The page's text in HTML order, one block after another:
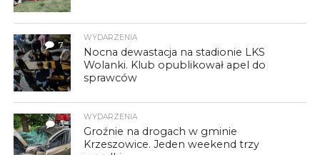
7
WYDARZENIA
Nocna dewastacja na stadionie LKS
Wolanki. Klub opublikował apel do
sprawców
3
WYDARZENIA
Groźnie na drogach w gminie
Krzeszowice. Jeden weekend trzy